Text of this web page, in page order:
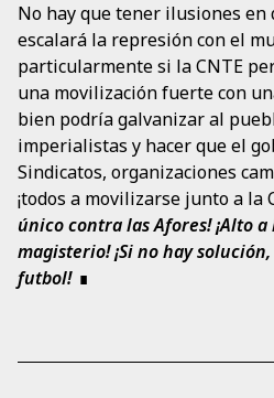
No hay que tener ilusiones en
escalará la represión con el
particularmente si la CNTE
una movilización fuerte con
bien podría galvanizar al
imperialistas y hacer que el
Sindicatos, organizaciones
¡todos a movilizarse junto a la
único contra las Afores! ¡Alto
magisterio! ¡Si no hay
futbol!